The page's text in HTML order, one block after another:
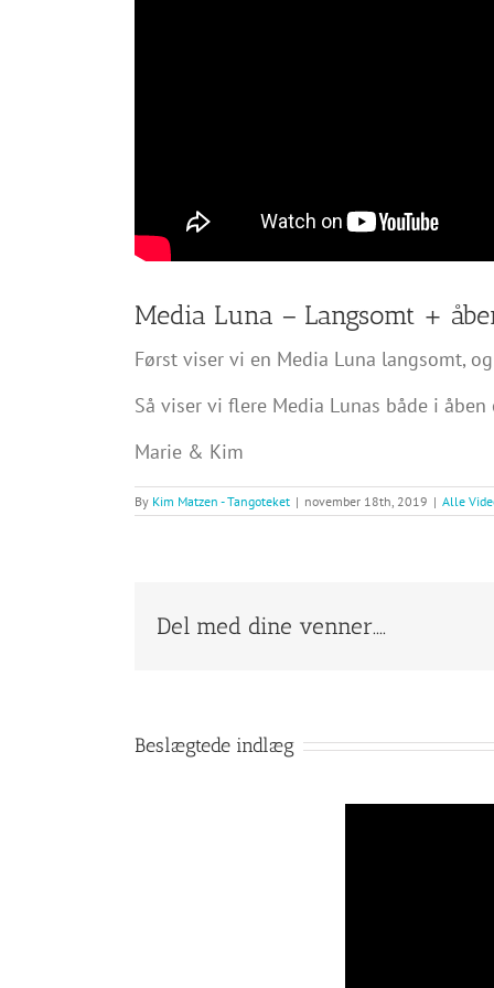
Media Luna – Langsomt +
Først viser vi en Media Luna langsomt,
Så viser vi flere Media Lunas både i
Marie & Kim
By Kim Matzen - Tangoteket | november 18th, 2019 | Alle
Del med dine venner....
Beslægtede indlæg